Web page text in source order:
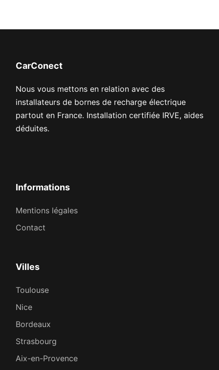
CarConect
Nous vous mettons en relation avec des
installateurs de bornes de recharge électrique
partout en France. Installation certifiée IRVE, aides
déduites.
Informations
Mentions légales
Contact
Villes
Toulouse
Nice
Bordeaux
Strasbourg
Aix-en-Provence